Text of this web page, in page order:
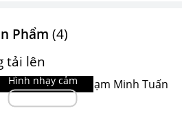
Phẩm (4)
tải lên
🚫
Hình nhạy cảm